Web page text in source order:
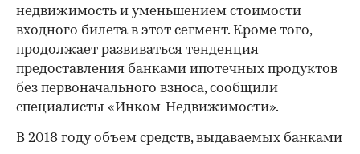
недвижимость и уменьшением стоимости
входного билета в этот сегмент. Кроме того,
продолжает развиваться тенденция
предоставления банками ипотечных продуктов
без первоначального взноса, сообщили
специалисты «Инком-Недвижимости».
В 2018 году объем средств, выдаваемых банками